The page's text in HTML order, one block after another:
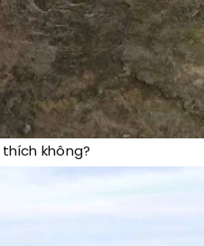
không?